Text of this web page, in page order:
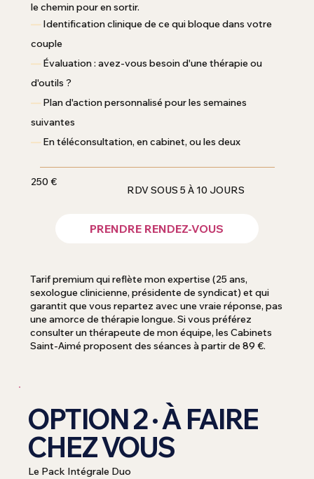
le chemin pour en sortir.
—Identification clinique de ce qui bloque dans votre
couple
—Évaluation : avez-vous besoin d'une thérapie ou
d'outils ?
—Plan d'action personnalisé pour les semaines
suivantes
—En téléconsultation, en cabinet, ou les deux
250 €
PRENDRE RENDEZ-VOUS
RDV SOUS 5 À 10 JOURS
Tarif premium qui reflète mon expertise (25 ans,
sexologue clinicienne, présidente de syndicat) et qui
garantit que vous repartez avec une vraie réponse, pas
une amorce de thérapie longue. Si vous préférez
consulter un thérapeute de mon équipe, les Cabinets
Saint-Aimé proposent des séances à partir de 89 €.
OPTION 2 · À FAIRE
CHEZ VOUS
Le Pack Intégrale Duo